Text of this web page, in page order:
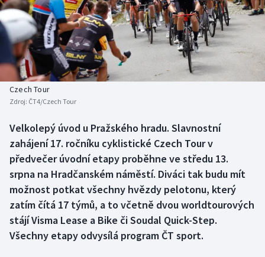
Boby a skeleton
Box
Curling
Dostihy
Florbal
Futsal
Golf
Gymnastika
Házená
AZ kvíz
Czech Tour
Zdroj: ČT4/Czech Tour
Velkolepý úvod u Pražského hradu. Slavnostní
zahájení 17. ročníku cyklistické Czech Tour v
předvečer úvodní etapy proběhne ve středu 13.
srpna na Hradčanském náměstí. Diváci tak budu mít
možnost potkat všechny hvězdy pelotonu, který
zatím čítá 17 týmů, a to včetně dvou worldtourových
stájí Visma Lease a Bike či Soudal Quick-Step.
Všechny etapy odvysílá program ČT sport.